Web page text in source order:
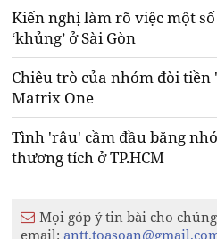
Kiến nghị làm rõ việc một
‘khủng’ ở Sài Gòn
Chiêu trò của nhóm đòi tiền
Matrix One
Tình 'râu' cầm đầu băng
thương tích ở TP.HCM
Mọi góp ý tin bài cho
email: